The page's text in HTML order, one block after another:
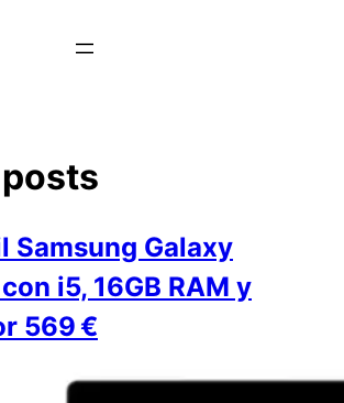
Samsung Galaxy
i5, 16GB RAM y
569 €